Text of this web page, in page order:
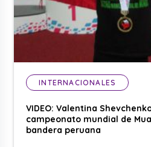
INTERNACIONALES
VIDEO: Valentina
campeonato mundial de
bandera peruana